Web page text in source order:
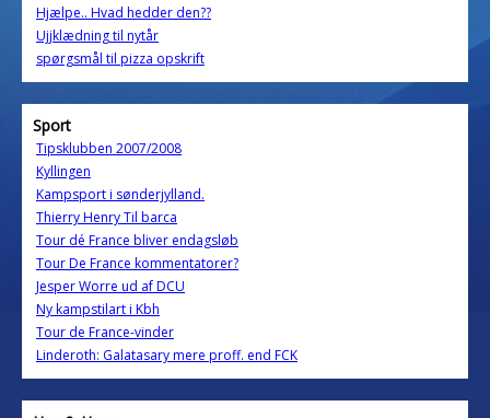
Hjælpe.. Hvad hedder den??
Ujjklædning til nytår
spørgsmål til pizza opskrift
Sport
Tipsklubben 2007/2008
Kyllingen
Kampsport i sønderjylland.
Thierry Henry Til barca
Tour dé France bliver endagsløb
Tour De France kommentatorer?
Jesper Worre ud af DCU
Ny kampstilart i Kbh
Tour de France-vinder
Linderoth: Galatasary mere proff. end FCK